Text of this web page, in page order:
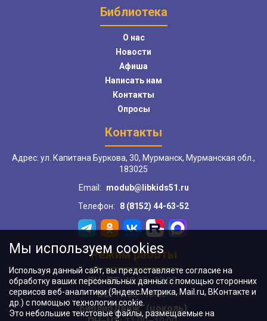
Библиотека
О нас
Новости
Афиша
Написать нам
Контакты
Опросы
Контакты
Адрес: ул. Капитана Буркова, 30, Мурманск, Мурманская обл.,
183025
Email:
modub@libkids51.ru
Телефон:
8 (8152) 44-63-52
Режим работы
ПН–ПТ:10:00–18:00
ВС:11:00–18:00
"БиблиоДвиж" (цоколь):
Мы используем cookies
Используя данный сайт, вы предоставляете согласие на
обработку ваших персональных данных с помощью сторонних
сервисов веб-аналитики (Яндекс.Метрика, Mail.ru, ВКонтакте и
др.) с помощью технологии cookie.
Это небольшие текстовые файлы, размещаемые на